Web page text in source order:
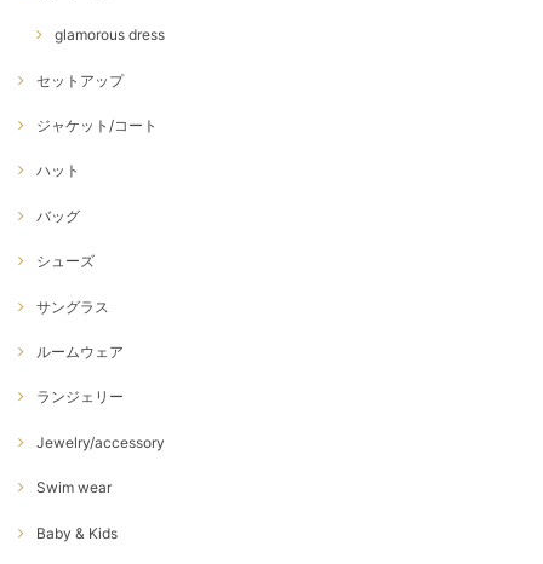
glamorous dress
セットアップ
ジャケット/コート
ハット
バッグ
シューズ
サングラス
ルームウェア
ランジェリー
Jewelry/accessory
Swim wear
Baby & Kids